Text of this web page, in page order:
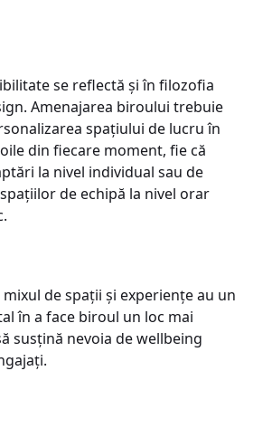
se reflectă și în filozofia
Amenajarea biroului trebuie
spațiului de lucru în
din fiecare moment, fie că
la nivel individual sau de
de echipă la nivel orar
mixul de spații și experiențe au un
în a face biroul un loc mai
susțină nevoia de wellbeing